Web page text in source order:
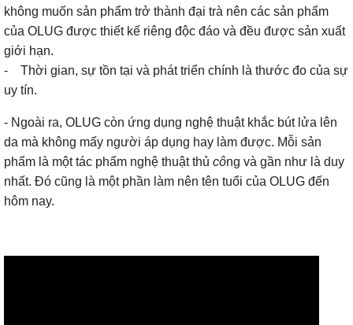
không muốn sản phẩm trở thành đại trà nên các sản phẩm
của OLUG được thiết kế riêng độc đáo và đều được sản xuất
giới hạn.
- Thời gian, sự tồn tại và phát triển chính là thước đo của sự
uy tín.
- Ngoài ra, OLUG còn ứng dụng nghệ thuật khắc bút lửa lên
da mà không mấy người áp dụng hay làm được. Mỗi sản
phẩm là một tác phẩm nghệ thuật thủ công và gần như là duy
nhất. Đó cũng là một phần làm nên tên tuổi của OLUG đến
hôm nay.